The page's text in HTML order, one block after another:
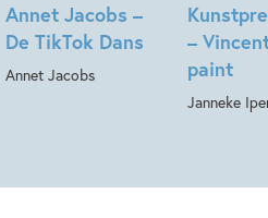
Annet Jacobs –
De TikTok Dans
Annet Jacobs
–
paint
Janneke